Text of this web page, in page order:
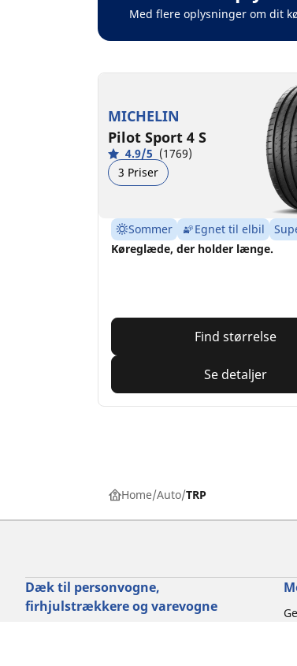
Med flere oplysninger om dit
MICHELIN
Pilot Sport 4 S
4.9/5 (1769)
3 Priser
Sommer Egnet til elbil
Køreglæde, der holder længe.
Find størrelse
Se detaljer
Home Auto TRP
Dæk til personvogne,
firhjulstrækkere og varevogne